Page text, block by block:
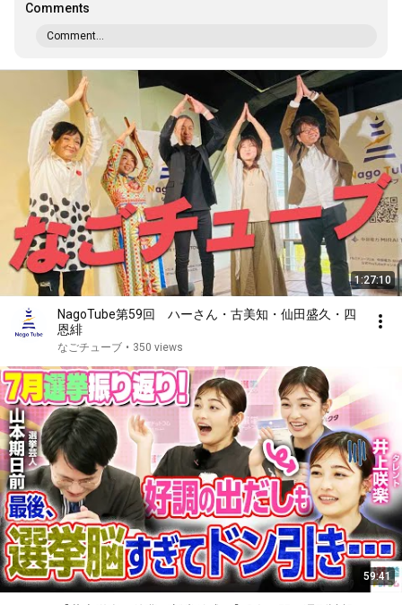
Comments
Comment...
1:27:10
NagoTube第59回 ハーさん・古美知・仙田盛久・四
恩緋
なごチューブ • 350 views
59:41